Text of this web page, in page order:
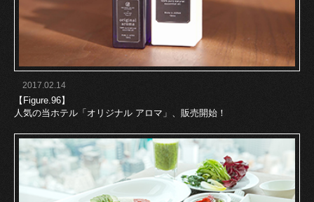
2017.02.14
【Figure.96】
人気の当ホテル「オリジナル アロマ」、販売開始！